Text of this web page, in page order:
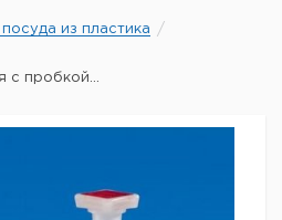
из пластика
с пробкой...